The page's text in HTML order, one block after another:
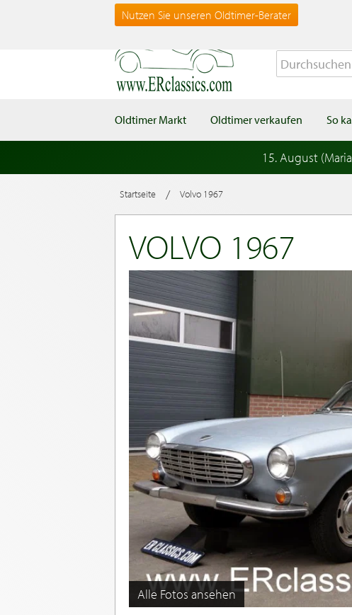
Nutzen Sie unseren Oldtimer-Berater
Oldtimer Markt Oldtimer verkaufen So
15. August
Startseite / Volvo 1967
VOLVO 1967
Alle Fotos ansehen